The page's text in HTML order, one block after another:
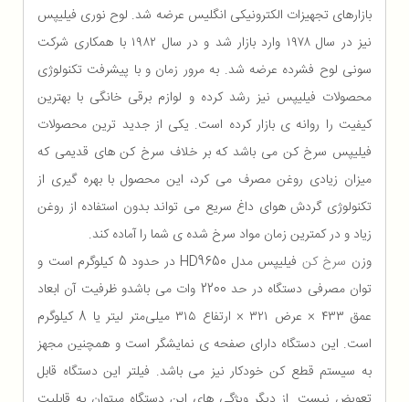
بازارهای تجهیزات الکترونیکی انگلیس عرضه شد. لوح نوری فیلیپس
نیز در سال ۱۹۷۸ وارد بازار شد و در سال ۱۹۸۲ با همکاری شرکت
سونی لوح فشرده عرضه شد. به مرور زمان و با پیشرفت تکنولوژی
محصولات فیلیپس نیز رشد کرده و لوازم برقی خانگی با بهترین
کیفیت را روانه ی بازار کرده است. یکی از جدید ترین محصولات
فیلیپس سرخ کن می باشد که بر خلاف سرخ کن های قدیمی که
میزان زیادی روغن مصرف می کرد، این محصول با بهره گیری از
تکنولوژی گردش هوای داغ سریع می تواند بدون استفاده از روغن
زیاد و در کمترین زمان مواد سرخ شده ی شما را آماده کند.
وزن سرخ کن
فيليپس مدل HD9650 در حدود 5 کیلوگرم است و
توان مصرفی دستگاه در حد 2200 وات می باشدو ظرفیت آن ابعاد
عمق ۴۳۳ × عرض ۳۲۱ × ارتفاع ۳۱۵ میلی‌متر لیتر یا 8 کیلوگرم
است. این دستگاه دارای صفحه ی نمایشگر است و همچنین مجهز
به سیستم قطع کن خودکار نیز می باشد. فیلتر این دستگاه قابل